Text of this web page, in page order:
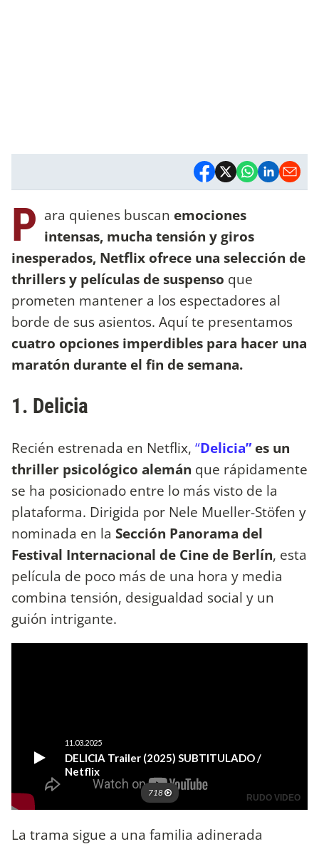
P ara quienes buscan emociones
intensas, mucha tensión y giros
inesperados, Netflix ofrece una selección de
thrillers y películas de suspenso que
prometen mantener a los espectadores al
borde de sus asientos. Aquí te presentamos
cuatro opciones imperdibles para hacer una
maratón durante el fin de semana.
1. Delicia
Recién estrenada en Netflix, “Delicia”es un
thriller psicológico alemán que rápidamente
se ha posicionado entre lo más visto de la
plataforma. Dirigida por Nele Mueller-Stöfen y
nominada en la Sección Panorama del
Festival Internacional de Cine de Berlín, esta
película de poco más de una hora y media
combina tensión, desigualdad social y un
guión intrigante.
La trama sigue a una familia adinerada